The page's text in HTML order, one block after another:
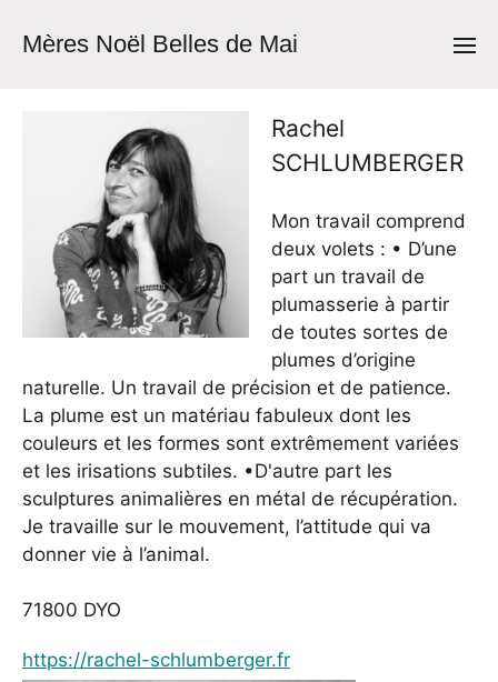
Mères Noël Belles de Mai
Rachel
SCHLUMBERGER
Mon travail comprend
deux volets : • D’une
part un travail de
plumasserie à partir
de toutes sortes de
plumes d’origine
naturelle. Un travail de précision et de patience.
La plume est un matériau fabuleux dont les
couleurs et les formes sont extrêmement variées
et les irisations subtiles. •D'autre part les
sculptures animalières en métal de récupération.
Je travaille sur le mouvement, l’attitude qui va
donner vie à l’animal.
71800 DYO
https://rachel-schlumberger.fr